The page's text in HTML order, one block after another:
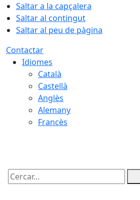
Saltar a la capçalera
Saltar al contingut
Saltar al peu de pàgina
Contactar
Idiomes
Català
Castellà
Anglès
Alemany
Francès
Cercar: